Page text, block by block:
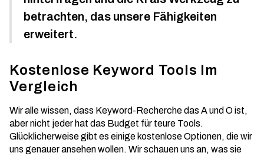
betrachten, das unsere Fähigkeiten
erweitert.
Kostenlose Keyword Tools Im
Vergleich
Wir alle wissen, dass Keyword-Recherche das A und O ist,
aber nicht jeder hat das Budget für teure Tools.
Glücklicherweise gibt es einige kostenlose Optionen, die wir
uns genauer ansehen wollen. Wir schauen uns an, was sie